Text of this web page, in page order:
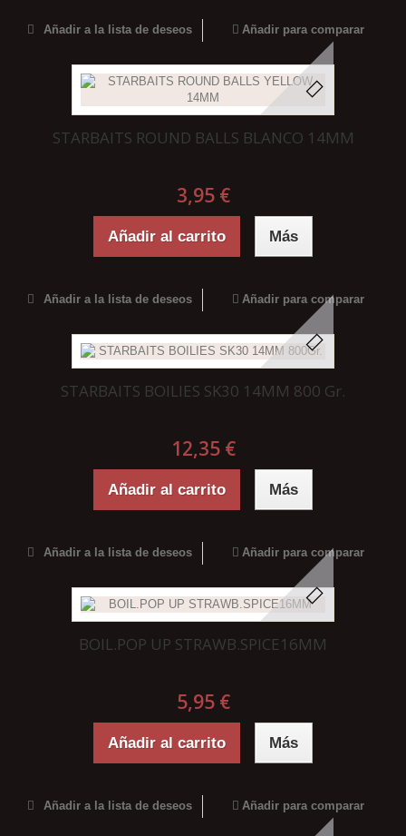
Añadir a la lista de deseos Añadir para comparar
STARBAITS ROUND BALLS BLANCO 14MM
3,95 €
Añadir al carrito Más
Añadir a la lista de deseos Añadir para comparar
STARBAITS BOILIES SK30 14MM 800 Gr.
12,35 €
Añadir al carrito Más
Añadir a la lista de deseos Añadir para comparar
BOIL.POP UP STRAWB.SPICE16MM
5,95 €
Añadir al carrito Más
Añadir a la lista de deseos Añadir para comparar